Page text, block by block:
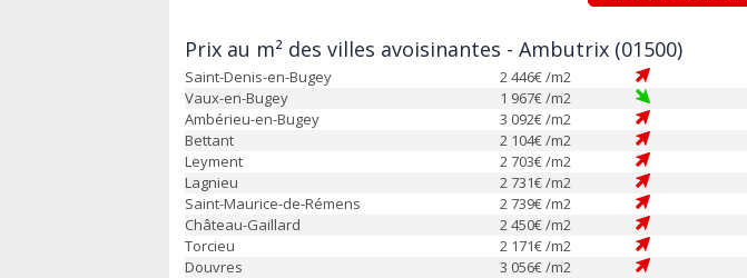
Prix au m² des villes avoisinantes - Ambutrix (01500)
Saint-Denis-en-Bugey 2 446€ /m2
Vaux-en-Bugey
1 967€ /m2
Ambérieu-en-Bugey
3 092€ /m2
Bettant
2 104€ /m2
Leyment
2 703€ /m2
Lagnieu
2 731€ /m2
Saint-Maurice-de-Rémens
2 739€ /m2
Château-Gaillard
2 450€ /m2
Torcieu
2 171€ /m2
Douvres
3 056€ /m2